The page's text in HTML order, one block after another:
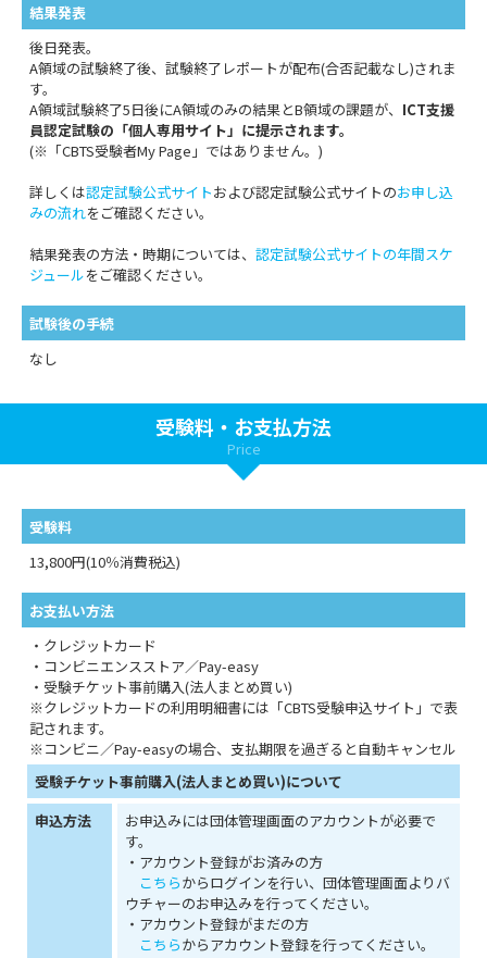
結果発表
後日発表。
A領域の試験終了後、試験終了レポートが配布(合否記載なし)されま
す。
A領域試験終了5日後にA領域のみの結果とB領域の課題が、 ICT支援
員認定試験の「個人専用サイト」に提示されます。
(※「CBTS受験者My Page」ではありません。)
詳しくは認定試験公式サイトおよび認定試験公式サイトのお申し込
みの流れをご確認ください。
結果発表の方法・時期については、 認定試験公式サイトの年間スケ
ジュールをご確認ください。
試験後の手続
なし
受験料・お支払方法
Price
受験料
13,800円(10％消費税込)
お支払い方法
・クレジットカード
・コンビニエンスストア／Pay-easy
・受験チケット事前購入(法人まとめ買い)
※クレジットカードの利用明細書には「CBTS受験申込サイト」で表
記されます。
※コンビニ／Pay-easyの場合、支払期限を過ぎると自動キャンセル
受験チケット事前購入(法人まとめ買い)について
申込方法
お申込みには団体管理画面のアカウントが必要で
す。
・アカウント登録がお済みの方
こちらからログインを行い、団体管理画面よりバ
ウチャーのお申込みを行ってください。
・アカウント登録がまだの方
こちらからアカウント登録を行ってください。